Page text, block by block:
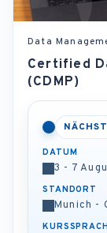
Data
Certified
(CDMP)
DATUM
3 - 7
STANDORT
Munich -